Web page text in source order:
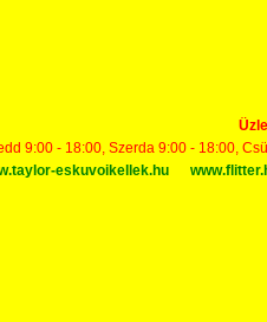
9:00 - 18:00, Szerda 9:00 - 18:00,
eskuvoikellek.hu